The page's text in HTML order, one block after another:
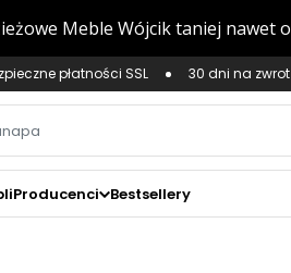
płatności SSL 30 dni na zwrot
Producenci Bestsellery